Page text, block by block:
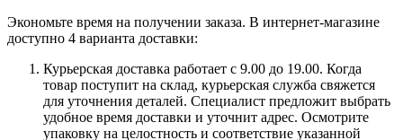
Экономьте время на получении заказа. В интернет-магазине
доступно 4 варианта доставки:
Курьерская доставка работает с 9.00 до 19.00. Когда
товар поступит на склад, курьерская служба свяжется
для уточнения деталей. Специалист предложит выбрать
удобное время доставки и уточнит адрес. Осмотрите
упаковку на целостность и соответствие указанной